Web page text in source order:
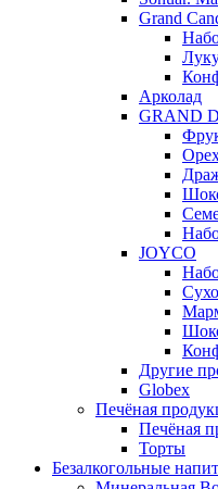
Grand
Арколад
GRAND
JOYCO
Другие
Globex
Печёная
Печёная
Торты
Безалкогольные